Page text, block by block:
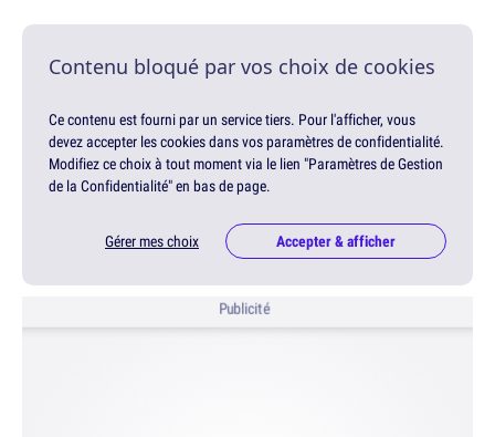
Contenu bloqué par vos choix de cookies
Ce contenu est fourni par un service tiers. Pour l'afficher, vous
devez accepter les cookies dans vos paramètres de confidentialité.
Modifiez ce choix à tout moment via le lien "Paramètres de Gestion
de la Confidentialité" en bas de page.
Gérer mes choix Accepter & afficher
Publicité